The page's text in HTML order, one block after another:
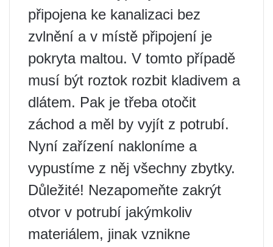
připojena ke kanalizaci bez
zvlnění a v místě připojení je
pokryta maltou. V tomto případě
musí být roztok rozbit kladivem a
dlátem. Pak je třeba otočit
záchod a měl by vyjít z potrubí.
Nyní zařízení nakloníme a
vypustíme z něj všechny zbytky.
Důležité! Nezapomeňte zakrýt
otvor v potrubí jakýmkoliv
materiálem, jinak vznikne